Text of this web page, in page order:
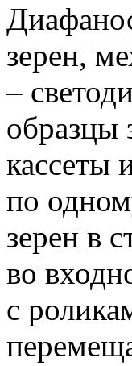
зерен,
–
образцы
кассеты
по
зерен в
во
с